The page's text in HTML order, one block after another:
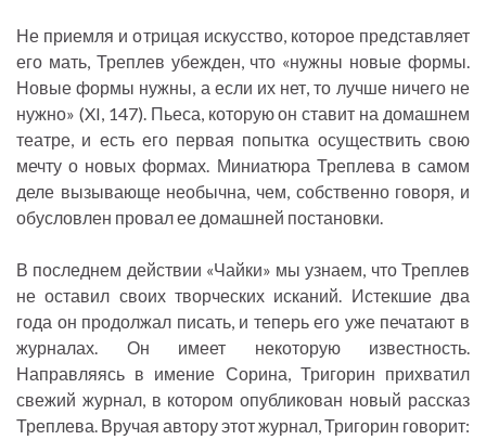
Не приемля и отрицая искусство, которое представляет
его мать, Треплев убежден, что «нужны новые формы.
Новые формы нужны, а если их нет, то лучше ничего не
нужно» (XI, 147). Пьеса, которую он ставит на домашнем
театре, и есть его первая попытка осуществить свою
мечту о новых формах. Миниатюра Треплева в самом
деле вызывающе необычна, чем, собственно говоря, и
обусловлен провал ее домашней постановки.
В последнем действии «Чайки» мы узнаем, что Треплев
не оставил своих творческих исканий. Истекшие два
года он продолжал писать, и теперь его уже печатают в
журналах. Он имеет некоторую известность.
Направляясь в имение Сорина, Тригорин прихватил
свежий журнал, в котором опубликован новый рассказ
Треплева. Вручая автору этот журнал, Тригорин говорит: